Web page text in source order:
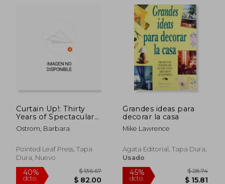
Curtain Up!: Thirty
Years of Spectacular
Showhouse Rooms
(en Inglés)
Ostrom, Barbara
Pointed Leaf Press, Tapa
Dura, Nuevo
Grandes ideas para
decorar la casa
Mike Lawrence
Agata Editorial, Tapa Dura,
Usado